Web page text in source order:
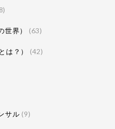
世界） (63)
は？） (42)
サル (9)